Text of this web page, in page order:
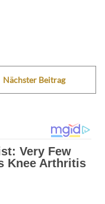
Nächster Beitrag